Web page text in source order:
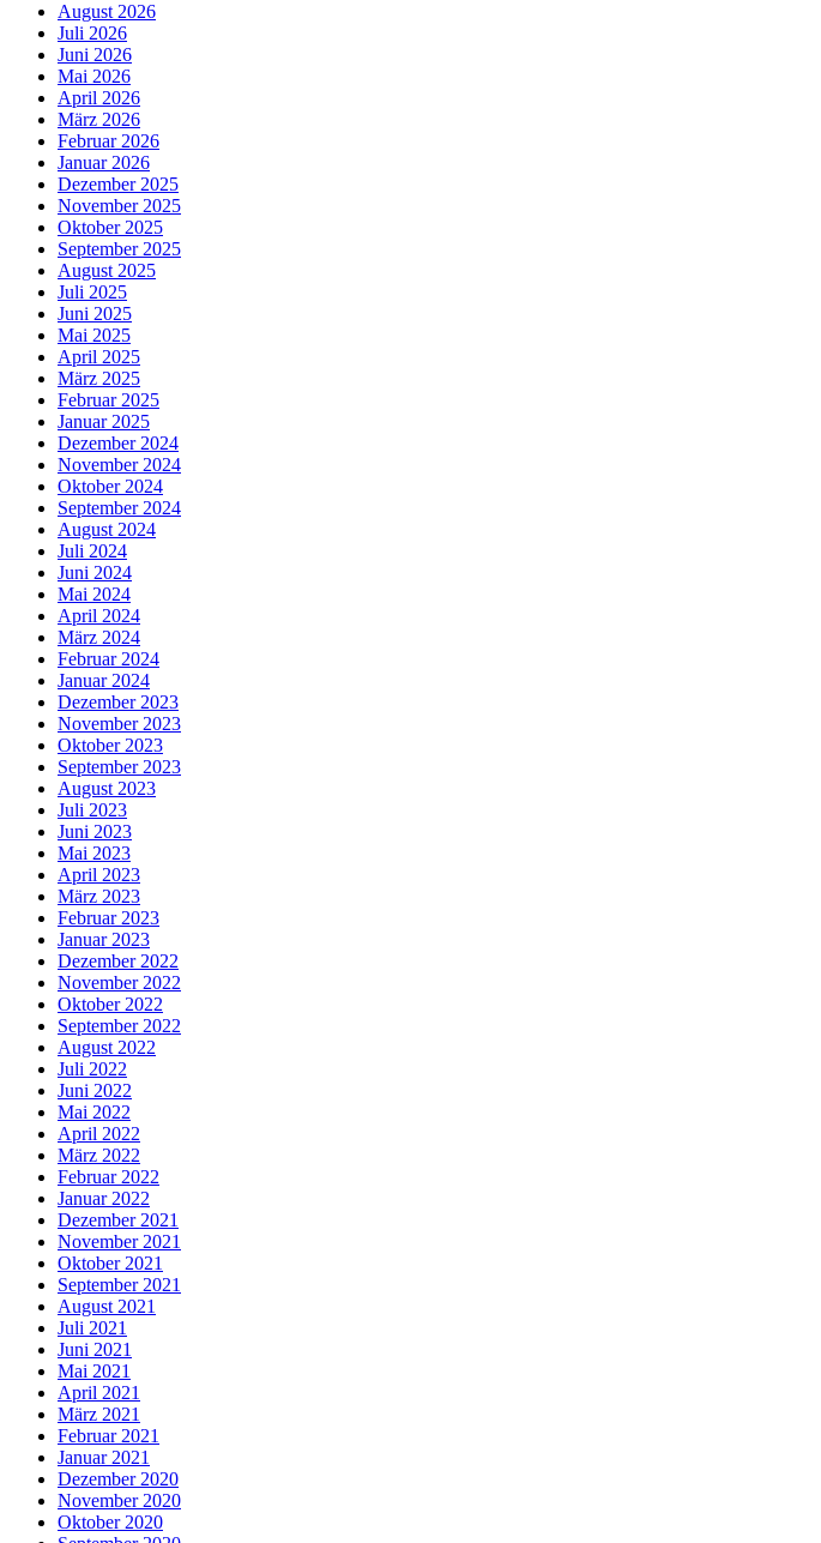
August 2026
Juli 2026
Juni 2026
Mai 2026
April 2026
März 2026
Februar 2026
Januar 2026
Dezember 2025
November 2025
Oktober 2025
September 2025
August 2025
Juli 2025
Juni 2025
Mai 2025
April 2025
März 2025
Februar 2025
Januar 2025
Dezember 2024
November 2024
Oktober 2024
September 2024
August 2024
Juli 2024
Juni 2024
Mai 2024
April 2024
März 2024
Februar 2024
Januar 2024
Dezember 2023
November 2023
Oktober 2023
September 2023
August 2023
Juli 2023
Juni 2023
Mai 2023
April 2023
März 2023
Februar 2023
Januar 2023
Dezember 2022
November 2022
Oktober 2022
September 2022
August 2022
Juli 2022
Juni 2022
Mai 2022
April 2022
März 2022
Februar 2022
Januar 2022
Dezember 2021
November 2021
Oktober 2021
September 2021
August 2021
Juli 2021
Juni 2021
Mai 2021
April 2021
März 2021
Februar 2021
Januar 2021
Dezember 2020
November 2020
Oktober 2020